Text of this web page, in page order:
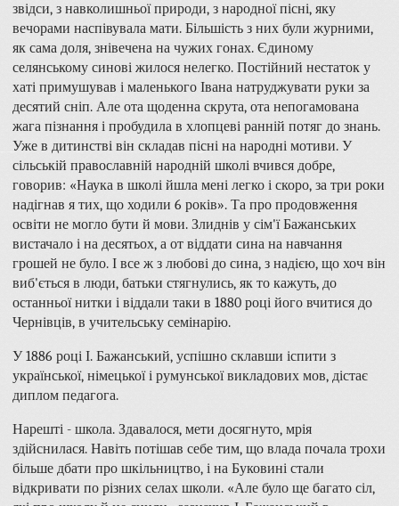
звідси, з навколишньої природи, з народної пісні, яку
вечорами наспівувала мати. Більшість з них були журними,
як сама доля, знівечена на чужих гонах. Єдиному
селянському синові жилося нелегко. Постійний нестаток у
хаті примушував і маленького Івана натруджувати руки за
десятий сніп. Але ота щоденна скрута, ота непогамована
жага пізнання і пробудила в хлопцеві ранній потяг до знань.
Уже в дитинстві він складав пісні на народні мотиви. У
сільській православній народній школі вчився добре,
говорив: «Наука в школі йшла мені легко і скоро, за три роки
надігнав я тих, що ходили 6 років». Та про продовження
освіти не могло бути й мови. Злиднів у сім'ї Бажанських
вистачало і на десятьох, а от віддати сина на навчання
грошей не було. І все ж з любові до сина, з надією, що хоч він
виб'ється в люди, батьки стягнулись, як то кажуть, до
останньої нитки і віддали таки в 1880 році його вчитися до
Чернівців, в учительську семінарію.
У 1886 році І. Бажанський, успішно склавши іспити з
української, німецької і румунської викладових мов, дістає
диплом педагога.
Нарешті - школа. Здавалося, мети досягнуто, мрія
здійснилася. Навіть потішав себе тим, що влада почала трохи
більше дбати про шкільництво, і на Буковині стали
відкривати по різних селах школи. «Але було ще багато сіл,